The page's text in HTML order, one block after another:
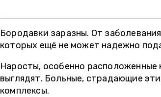
Бородавки заразны. От
которых ещё не может надежно
Наросты, особенно расположенные
выглядят. Больные, страдающие
комплексы.